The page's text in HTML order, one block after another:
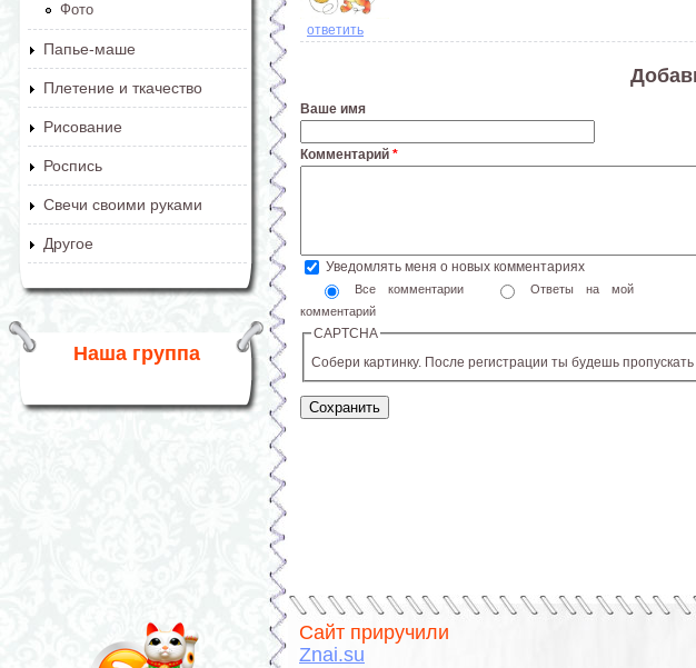
Фото
Папье-маше
Плетение и ткачество
Рисование
Роспись
Свечи своими руками
Другое
Наша группа
ответить
Ваше имя
Комментарий *
Уведомлять меня о новых комментариях
Все комментарии
Ответы на мой
комментарий
CAPTCHA
Собери картинку. После регистрации ты будешь пропускать
Сайт приручили
Znai.su